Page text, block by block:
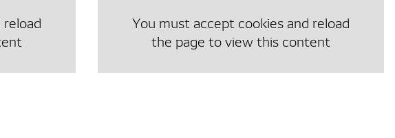
You must accept cookies and reload
the page to view this content